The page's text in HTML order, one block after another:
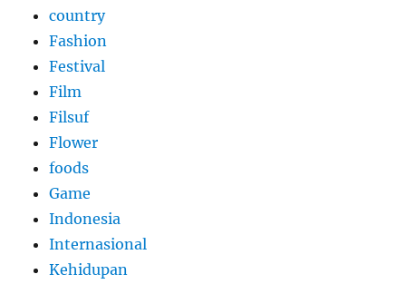
country
Fashion
Festival
Film
Filsuf
Flower
foods
Game
Indonesia
Internasional
Kehidupan